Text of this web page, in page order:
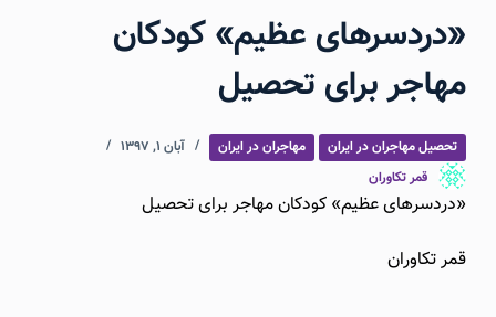
«دردسرهای عظیم» کودکان
مهاجر برای تحصیل
تحصیل مهاجران در ایران مهاجران در ایران
آبان ۱, ۱۳۹۷
قمر تکاوران
«دردسرهای عظیم» کودکان مهاجر برای تحصیل
قمر تکاوران